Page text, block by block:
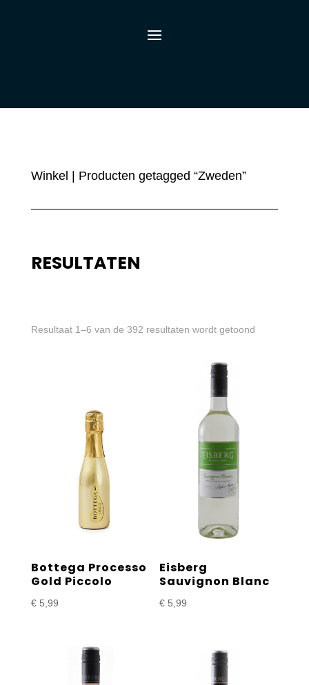
Winkel | Producten getagged “Zweden”
RESULTATEN
Resultaat 1–6 van de 392 resultaten wordt getoondGesorteerd
Bottega Processo
Gold Piccolo
€5,99
Eisberg
Sauvignon Blanc
€ 5,99